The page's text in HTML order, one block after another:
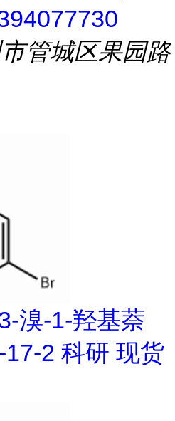
管城区果园路
溴-1-羟基萘
2 科研 现货